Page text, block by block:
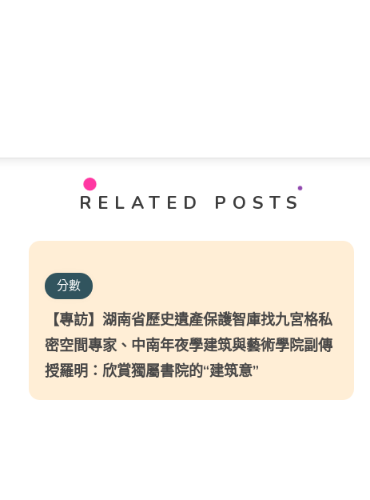
RELATED POSTS
分數
【專訪】湖南省歷史遺產保護智庫找九宮格私
密空間專家、中南年夜學建筑與藝術學院副傳
授羅明：欣賞獨屬書院的“建筑意”